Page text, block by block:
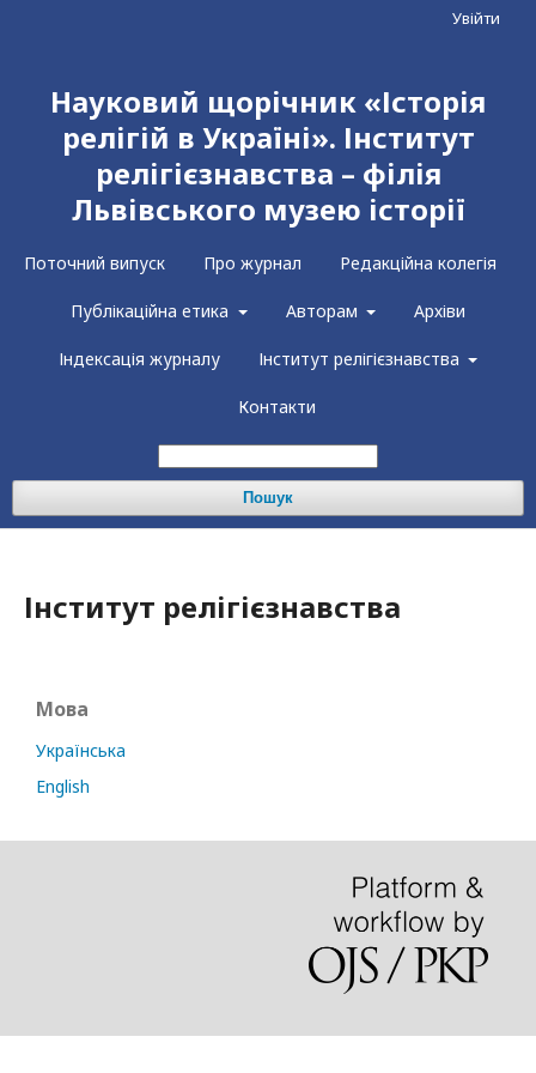
Науковий щорічник «Історія
релігій в Україні». Інститут
релігієзнавства – філія
Львівського музею історії
Поточний випуск Про журнал Редакційна колегія
Публікаційна етика Авторам Архіви
Індексація журналу Інститут релігієзнавства
Контакти
Пошук
Увійти
Інститут релігієзнавства
Мова
Українська
English